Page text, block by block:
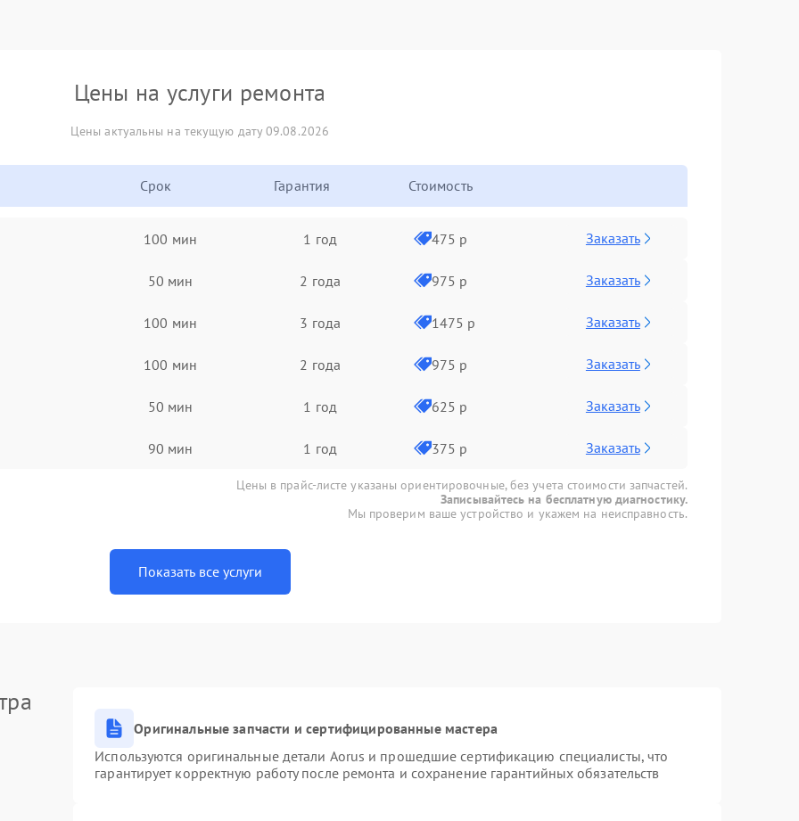
Цены на услуги ремонта
Цены актуальны на текущую дату 09.08.2026
Срок Гарантия Стоимость
100 мин 1 год 475 р Заказать
50 мин 2 года 975 р Заказать
100 мин 3 года 1475 р Заказать
100 мин 2 года 975 р Заказать
50 мин 1 год 625 р Заказать
90 мин 1 год 375 р Заказать
Цены в прайс-листе указаны ориентировочные, без учета стоимости запчастей.
Записывайтесь на бесплатную диагностику.
Мы проверим ваше устройство и укажем на неисправность.
Показать все услуги
Оригинальные запчасти и сертифицированные мастера
Используются оригинальные детали Aorus и прошедшие сертификацию специалисты, что
гарантирует корректную работу после ремонта и сохранение гарантийных обязательств